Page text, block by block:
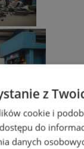
z
cookie i
do
danych